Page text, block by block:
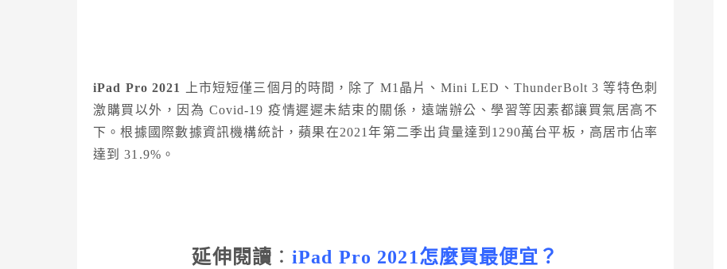
iPad Pro 2021
上市短短僅三個月的時間，除了 M1晶片、Mini LED、ThunderBolt 3 等特色刺
激購買以外，因為 Covid-19 疫情遲遲未結束的關係，遠端辦公、學習等因素都讓買氣居高不
下。根據國際數據資訊機構統計，蘋果在2021年第二季出貨量達到1290萬台平板，高居市佔率
達到 31.9%。
延伸閱讀 ：iPad Pro 2021怎麼買最便宜？